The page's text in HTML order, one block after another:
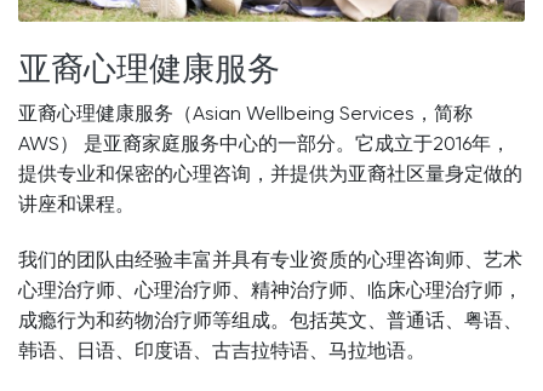
亚裔心理健康服务
亚裔心理健康服务（Asian Wellbeing Services，简称
AWS） 是亚裔家庭服务中心的一部分。它成立于2016年，
提供专业和保密的心理咨询，并提供为亚裔社区量身定做的
讲座和课程。
我们的团队由经验丰富并具有专业资质的心理咨询师、艺术
心理治疗师、心理治疗师、精神治疗师、临床心理治疗师，
成瘾行为和药物治疗师等组成。包括英文、普通话、粤语、
韩语、日语、印度语、古吉拉特语、马拉地语。